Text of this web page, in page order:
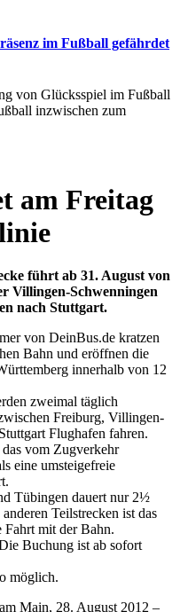
im Fußball gefährdet
von Glücksspiel im Fußball
inzwischen zum
am Freitag
führt ab 31. August von
Villingen-Schwenningen
nach Stuttgart.
von DeinBus.de kratzen
Bahn und eröffnen die
innerhalb von 12
zweimal täglich
Freiburg, Villingen-
Flughafen fahren.
vom Zugverkehr
eine umsteigefreie
Tübingen dauert nur 2½
Teilstrecken ist das
Fahrt mit der Bahn.
Buchung ist ab sofort
möglich.
Main, 28. August 2012 –